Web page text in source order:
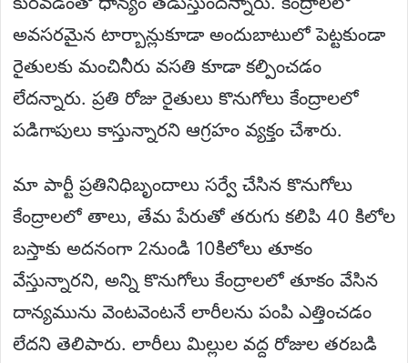
అవసరమైన టార్బాన్లుకూడా అందుబాటులో పెట్టకుండా
రైతులకు మంచినీరు వసతి కూడా కల్పించడం
లేదన్నారు. ప్రతి రోజు రైతులు కొనుగోలు కేంద్రాలలో
పడిగాపులు కాస్తున్నారని ఆగ్రహం వ్యక్తం చేశారు.
మా పార్టీ ప్రతినిధిబృందాలు సర్వే చేసిన కొనుగోలు
కేంద్రాలలో తాలు, తేమ పేరుతో తరుగు కలిపి 40 కిలోల
బస్తాకు అదనంగా 2నుండి 10కిలోలు తూకం
వేస్తున్నారని, అన్ని కొనుగోలు కేంద్రాలలో తూకం వేసిన
దాన్యమును వెంటవెంటనే లారీలను పంపి ఎత్తించడం
లేదని తెలిపారు. లారీలు మిల్లుల వద్ద రోజుల తరబడి